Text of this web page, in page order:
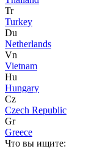
Tr
Turkey
Du
Netherlands
Vn
Vietnam
Hu
Hungary
Cz
Czech Republic
Gr
Greece
Что вы ищите: